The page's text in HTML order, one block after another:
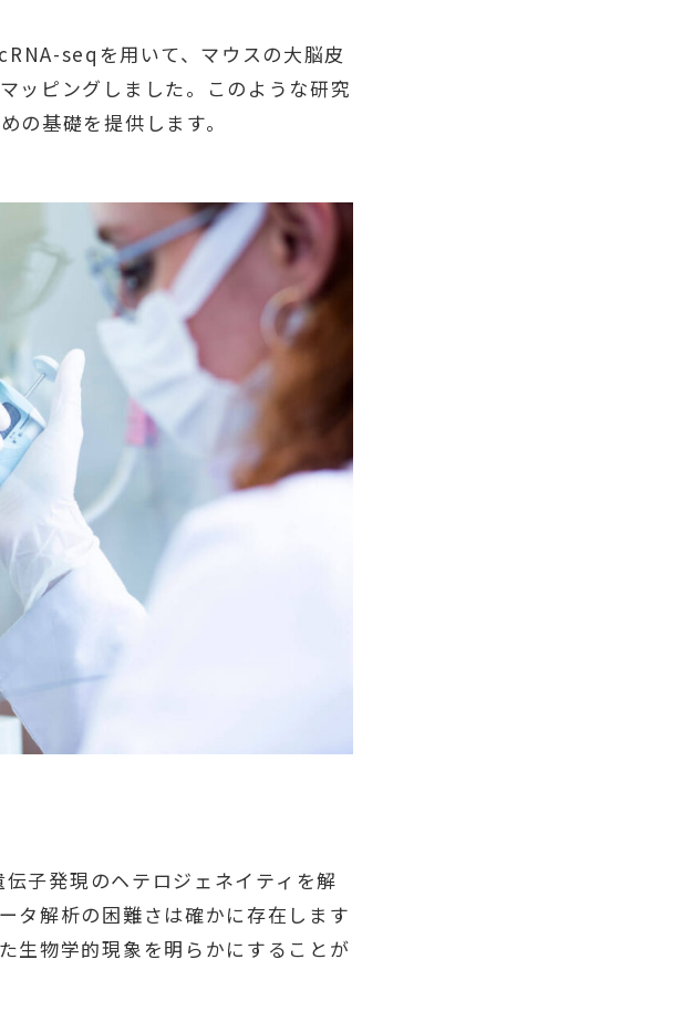
seqを用いて、マウスの大脳皮
ッピングしました。このような研究
の基礎を提供します。
子発現のヘテロジェネイティを解
タ解析の困難さは確かに存在します
生物学的現象を明らかにすることが